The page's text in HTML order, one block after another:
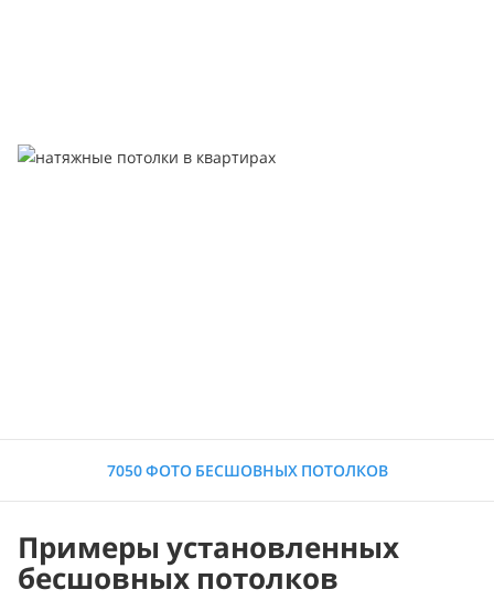
7050 ФОТО БЕСШОВНЫХ ПОТОЛКОВ
Примеры установленных
бесшовных потолков